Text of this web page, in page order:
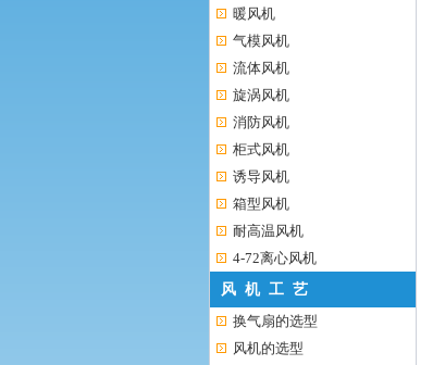
暖风机
气模风机
流体风机
旋涡风机
消防风机
柜式风机
诱导风机
箱型风机
耐高温风机
4-72离心风机
风 机 工 艺
换气扇的选型
风机的选型